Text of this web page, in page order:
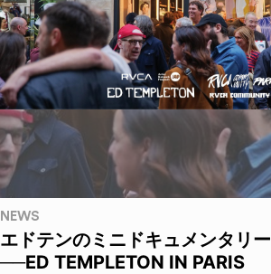
NEWS
エドテンのミニドキュメンタリー
──ED TEMPLETON IN PARIS